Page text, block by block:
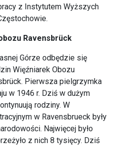
z Instytutem Wyższych
Ravensbrück
Górze odbędzie się
Więźniarek Obozu
Pierwsza pielgrzymka
w 1946 r. Dziś w dużym
rodziny. W
w Ravensbrueck były
Najwięcej było
z nich 8 tysięcy. Dziś